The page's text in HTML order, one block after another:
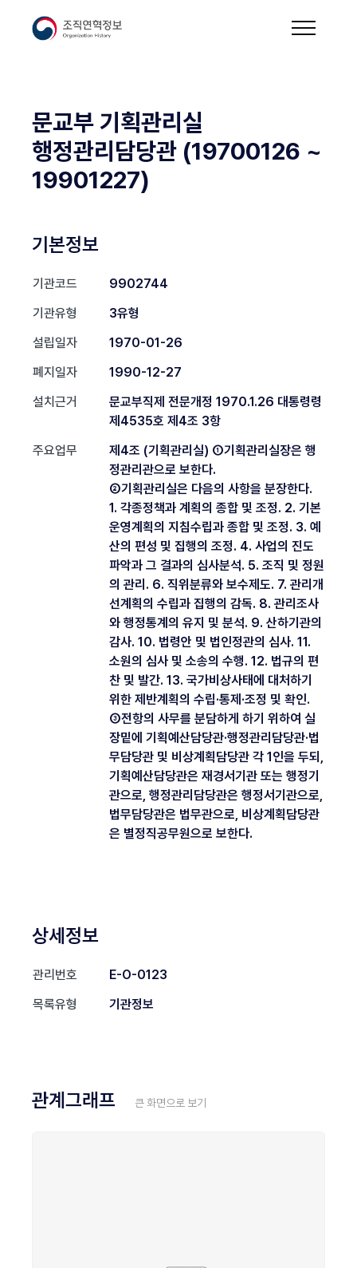
문교부 기획관리실
행정관리담당관 (19700126 ~
19901227)
기본정보
기관코드
9902744
기관유형
3유형
설립일자
1970-01-26
폐지일자
1990-12-27
설치근거
문교부직제 전문개정 1970.1.26 대통령령
제4535호 제4조 3항
주요업무
제4조 (기획관리실) ①기획관리실장은 행
정관리관으로 보한다.
②기획관리실은 다음의 사항을 분장한다.
1. 각종정책과 계획의 종합 및 조정. 2. 기본
운영계획의 지침수립과 종합 및 조정. 3. 예
산의 편성 및 집행의 조정. 4. 사업의 진도
파악과 그 결과의 심사분석. 5. 조직 및 정원
의 관리. 6. 직위분류와 보수제도. 7. 관리개
선계획의 수립과 집행의 감독. 8. 관리조사
와 행정통계의 유지 및 분석. 9. 산하기관의
감사. 10. 법령안 및 법인정관의 심사. 11.
소원의 심사 및 소송의 수행. 12. 법규의 편
찬 및 발간. 13. 국가비상사태에 대처하기
위한 제반계획의 수립·통제·조정 및 확인.
③전항의 사무를 분담하게 하기 위하여 실
장밑에 기획예산담당관·행정관리담당관·법
무담당관 및 비상계획담당관 각 1인을 두되,
기획예산담당관은 재경서기관 또는 행정기
관으로, 행정관리담당관은 행정서기관으로,
법무담당관은 법무관으로, 비상계획담당관
은 별정직공무원으로 보한다.
상세정보
관리번호
E-O-0123
목록유형
기관정보
관계그래프 큰 화면으로 보기